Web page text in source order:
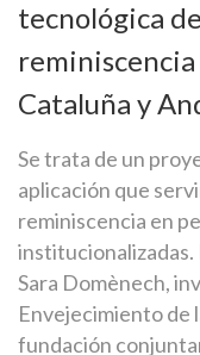
tecnológica
Cataluña y
Se trata de un
aplicación que
reminiscencia en
institucionalizadas.
Sara Domènech,
Envejecimiento de
fundación